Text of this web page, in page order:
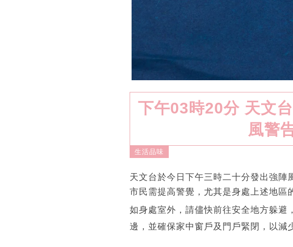
下午03時20分 天文
風警
生活品味
天文台於今日下午三時二十分發出強陣
市民需提高警覺，尤其是身處上述地區
如身處室外，請儘快前往安全地方躲避
邊，並確保家中窗戶及門戶緊閉，以減